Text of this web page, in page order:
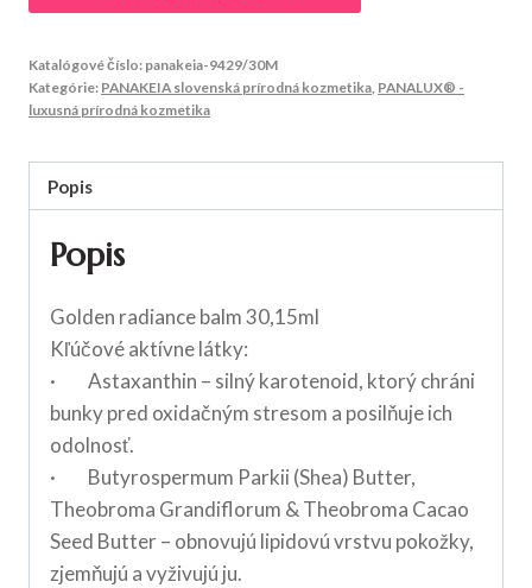
Katalógové číslo: panakeia-9429/30M
Kategórie: PANAKEIA slovenská prírodná kozmetika PANALUX® -
luxusná prírodná kozmetika
Popis
Popis
Golden radiance balm 30,15ml
Kľúčové aktívne látky:
· Astaxanthin – silný karotenoid, ktorý chráni
bunky pred oxidačným stresom a posilňuje ich
odolnosť.
· Butyrospermum Parkii (Shea) Butter,
Theobroma Grandiflorum & Theobroma Cacao
Seed Butter – obnovujú lipidovú vrstvu pokožky,
zjemňujú a vyživujú ju.